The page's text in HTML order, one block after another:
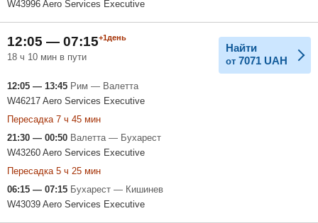
W43996 Aero Services Executive
12:05 — 07:15+1день
18 ч 10 мин в пути
Найти
от 7071 UAH
12:05 — 13:45 Рим — Валетта
W46217 Aero Services Executive
Пересадка 7 ч 45 мин
21:30 — 00:50 Валетта — Бухарест
W43260 Aero Services Executive
Пересадка 5 ч 25 мин
06:15 — 07:15 Бухарест — Кишинев
W43039 Aero Services Executive